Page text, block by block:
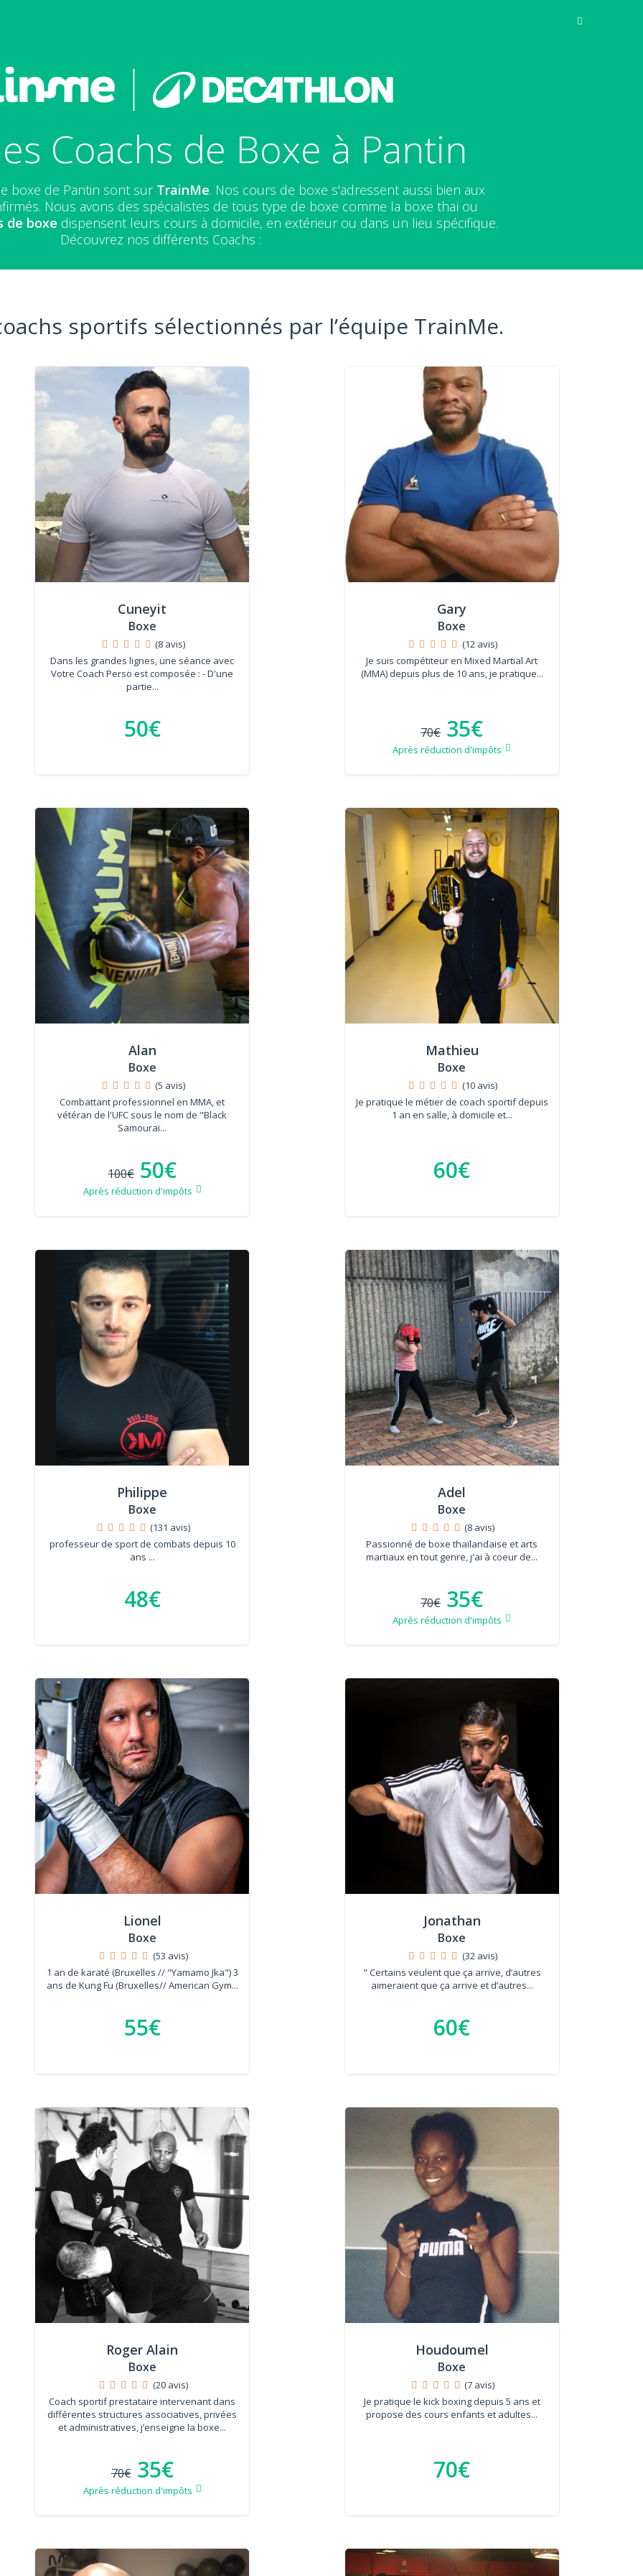
Coachs de Boxe à Pantin
boxe de Pantin sont sur TrainMe. Nos cours de boxe s'adressent aussi bien aux
Nous avons des spécialistes de tous type de boxe comme la boxe thaï ou
de boxe dispensent leurs cours à domicile, en extérieur ou dans un lieu spécifique.
Découvrez nos différents Coachs :
sportifs sélectionnés par l’équipe TrainMe.
Cuneyit
Boxe
(8 avis)
Dans les grandes lignes, une séance avec
Votre Coach Perso est composée : - D'une
partie...
50€
Gary
Boxe
(12 avis)
Je suis compétiteur en Mixed Martial Art
(MMA) depuis plus de 10 ans, je pratique...
70€ 35€
Après réduction d'impôts
Alan
Boxe
(5 avis)
Combattant professionnel en MMA, et
vétéran de l'UFC sous le nom de "Black
Samouraï...
100€ 50€
Après réduction d'impôts
Mathieu
Boxe
(10 avis)
Je pratique le métier de coach sportif depuis
1 an en salle, à domicile et...
60€
Philippe
Boxe
(131 avis)
professeur de sport de combats depuis 10
ans ...
48€
Adel
Boxe
(8 avis)
Passionné de boxe thaïlandaise et arts
martiaux en tout genre, j'ai à coeur de...
70€ 35€
Après réduction d'impôts
Lionel
Boxe
(53 avis)
1 an de karaté (Bruxelles // "Yamamo Jka") 3
ans de Kung Fu (Bruxelles// American Gym...
55€
Jonathan
Boxe
(32 avis)
" Certains veulent que ça arrive, d’autres
aimeraient que ça arrive et d’autres...
60€
Roger Alain
Boxe
(20 avis)
Coach sportif prestataire intervenant dans
différentes structures associatives, privées
et administratives, j’enseigne la boxe...
70€ 35€
Après réduction d'impôts
Houdoumel
Boxe
(7 avis)
Je pratique le kick boxing depuis 5 ans et
propose des cours enfants et adultes...
70€